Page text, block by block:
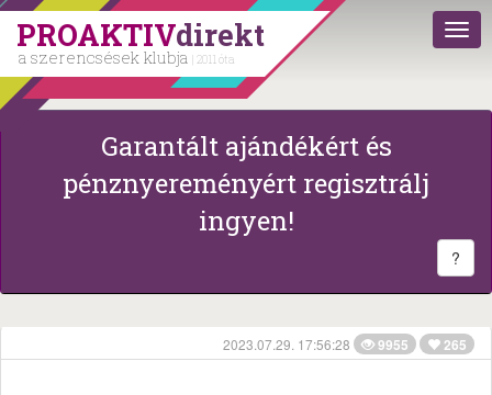
PROAKTIVdirekt
a szerencsések klubja | 2011 óta
Garantált ajándékért és
pénznyereményért regisztrálj
ingyen!
?
2023.07.29. 17:56:28 9955 265